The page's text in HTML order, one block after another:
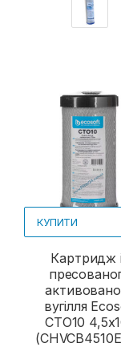
КУПИТИ
Картридж
вугілля
CTO10